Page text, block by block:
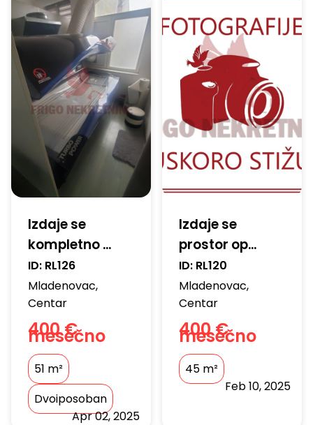
Izdaje se
kompletno ...
ID: RL126
Mladenovac,
Centar
400 €
mesečno
51 m²
Dvoiposoban
Apr 02, 2025
Izdaje se
prostor op...
ID: RL120
Mladenovac,
Centar
400 €
mesečno
45 m²
Feb 10, 2025